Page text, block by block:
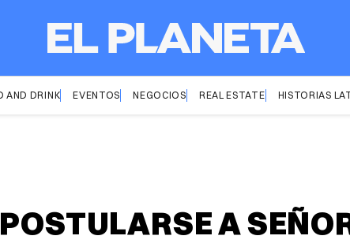
AND DRINK EVENTOS NEGOCIOS REAL ESTATE HISTORIAS
A